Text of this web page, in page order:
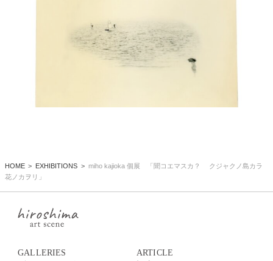
HOME EXHIBITIONS
miho kajioka 個展 「聞コエマスカ？ クジャクノ島カラ
花ノカヲリ」
GALLERIES ARTICLE